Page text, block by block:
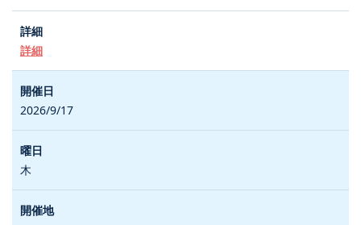
詳細
2026/9/17
木